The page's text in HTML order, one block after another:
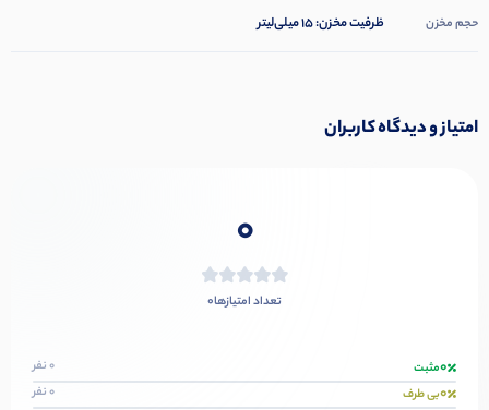
حجم مخزن ظرفیت مخزن: ۱۵ میلی‌لیتر
امتیاز و دیدگاه کاربران
0
تعداد امتیازها0
0مثبت 0 نفر
0بی طرف 0 نفر